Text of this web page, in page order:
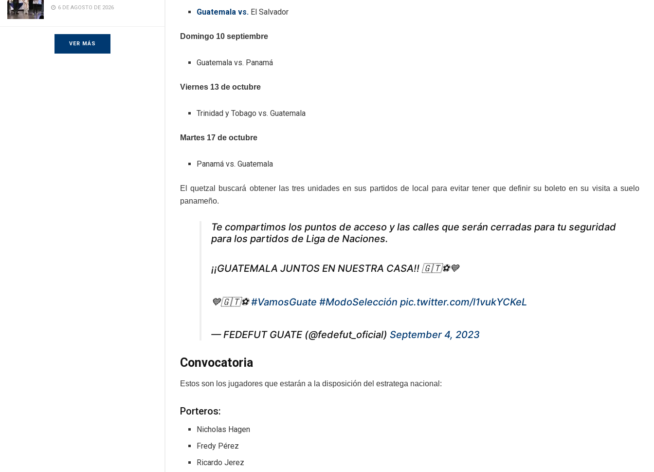
6 DE AGOSTO DE 2026
VER MÁS
Guatemala vs. El Salvador
Domingo 10 septiembre
Guatemala vs. Panamá
Viernes 13 de octubre
Trinidad y Tobago vs. Guatemala
Martes 17 de octubre
Panamá vs. Guatemala
El quetzal buscará obtener las tres unidades en sus partidos de local para evitar tener que definir su boleto en su visita a suelo
panameño.
Te compartimos los puntos de acceso y las calles que serán cerradas para tu seguridad
para los partidos de Liga de Naciones.
¡¡GUATEMALA JUNTOS EN NUESTRA CASA!! 🇬🇹⚽️💙
💙🇬🇹⚽️#VamosGuate #ModoSelección pic.twitter.com/l1vukYCKeL
— FEDEFUT GUATE (@fedefut_oficial) September 4, 2023
Convocatoria
Estos son los jugadores que estarán a la disposición del estratega nacional:
Porteros:
Nicholas Hagen
Fredy Pérez
Ricardo Jerez